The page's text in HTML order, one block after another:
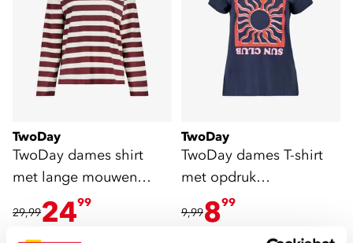
TwoDay
TwoDay dames shirt
met lange mouwen
gestreept wit rood
29,992499
TwoDay
TwoDay dames T-shirt
met opdruk
donkerblauw
9,99899